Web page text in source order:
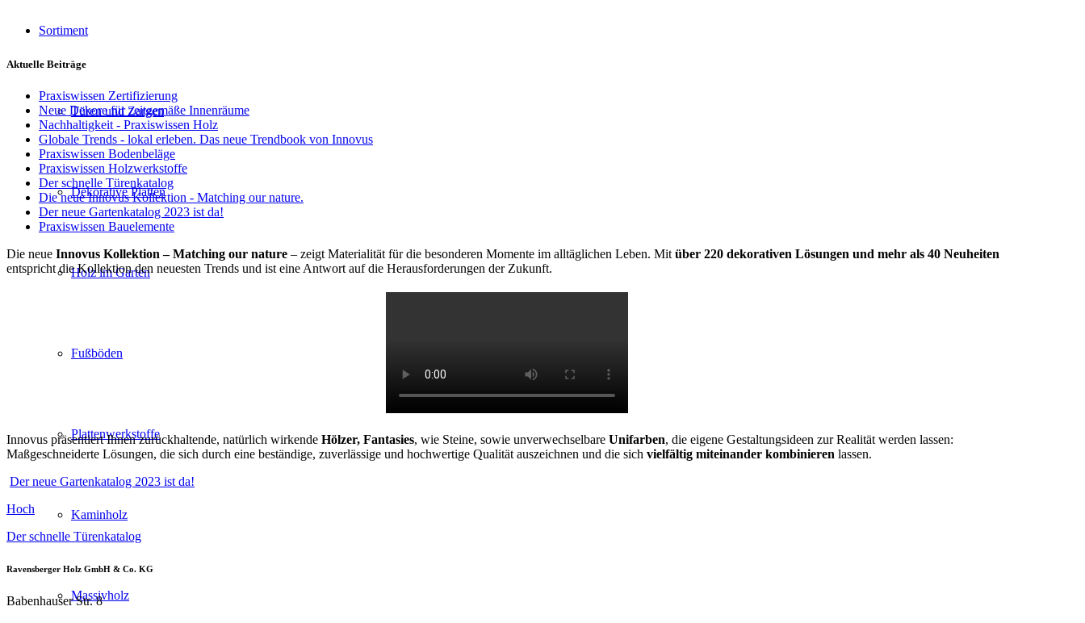
Sortiment
Türen und Zargen
Dekorative Platten
Holz im Garten
Fußböden
Plattenwerkstoffe
Kaminholz
Massivholz
Aktuelle Beiträge
Praxiswissen Zertifizierung
Neue Dekore für zeitgemäße Innenräume
Nachhaltigkeit - Praxiswissen Holz
Globale Trends - lokal erleben. Das neue Trendbook von Innovus
Praxiswissen Bodenbeläge
Praxiswissen Holzwerkstoffe
Der schnelle Türenkatalog
Die neue Innovus Kollektion - Matching our nature.
Der neue Gartenkatalog 2023 ist da!
Praxiswissen Bauelemente
Die neue Innovus Kollektion – Matching our nature – zeigt Materialität für die besonderen Momente im alltäglichen Leben. Mit über 220 dekorativen Lösungen und mehr als 40 Neuheiten
entspricht die Kollektion den neuesten Trends und ist eine Antwort auf die Herausforderungen der Zukunft.
Innovus präsentiert Ihnen zurückhaltende, natürlich wirkende Hölzer, Fantasies, wie Steine, sowie unverwechselbare Unifarben, die eigene Gestaltungsideen zur Realität werden lassen:
Maßgeschneiderte Lösungen, die sich durch eine beständige, zuverlässige und hochwertige Qualität auszeichnen und die sich vielfältig miteinander kombinieren lassen.
Der neue Gartenkatalog 2023 ist da!
Hoch
Der schnelle Türenkatalog
Ravensberger Holz GmbH & Co. KG
Babenhauser Str. 8